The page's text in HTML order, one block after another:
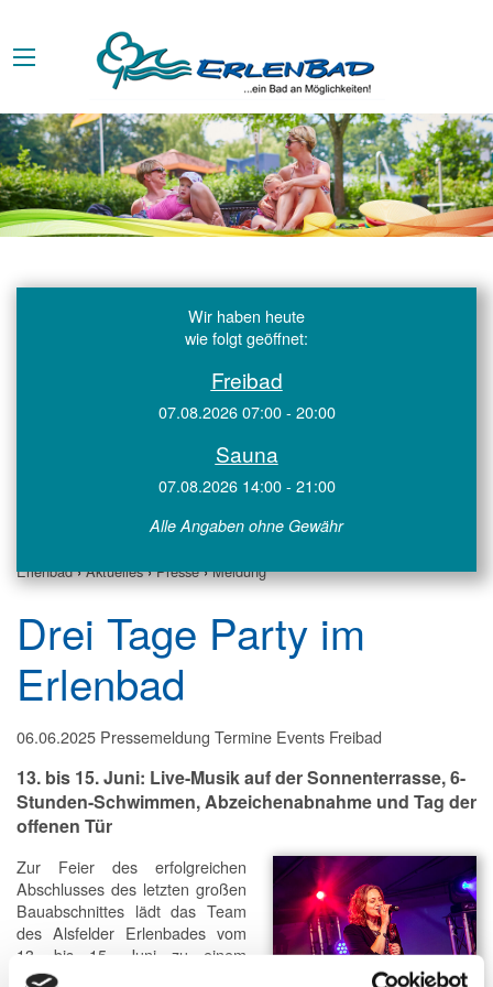
Wir haben heute
wie folgt geöffnet:
Freibad
07.08.2026 07:00 - 20:00
Sauna
07.08.2026 14:00 - 21:00
Alle Angaben ohne Gewähr
Erlenbad›Aktuelles›Presse›Meldung
Drei Tage Party im
Erlenbad
06.06.2025 Pressemeldung Termine Events Freibad
13. bis 15. Juni: Live-Musik auf der Sonnenterrasse, 6-
Stunden-Schwimmen, Abzeichenabnahme und Tag der
offenen Tür
Zur Feier des erfolgreichen
Abschlusses des letzten großen
Bauabschnittes lädt das Team
des Alsfelder Erlenbades vom
13. bis 15. Juni zu einem
dreitägigen Fest ins Freibad ein.